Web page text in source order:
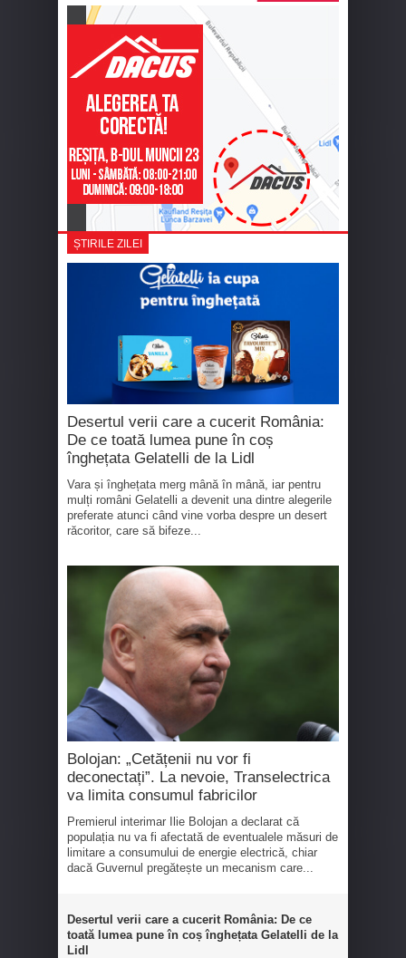
ȘTIRILE ZILEI
Desertul verii care a cucerit România:
De ce toată lumea pune în coș
înghețata Gelatelli de la Lidl
Vara și înghețata merg mână în mână, iar pentru
mulți români Gelatelli a devenit una dintre alegerile
preferate atunci când vine vorba despre un desert
răcoritor, care să bifeze...
Bolojan: „Cetățenii nu vor fi
deconectați”. La nevoie, Transelectrica
va limita consumul fabricilor
Premierul interimar Ilie Bolojan a declarat că
populația nu va fi afectată de eventualele măsuri de
limitare a consumului de energie electrică, chiar
dacă Guvernul pregătește un mecanism care...
Desertul verii care a cucerit România: De ce
toată lumea pune în coș înghețata Gelatelli de la
Lidl